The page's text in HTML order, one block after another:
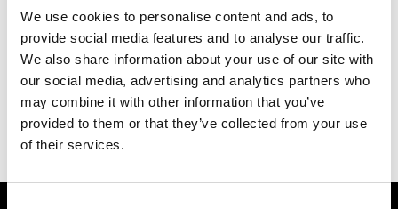
We use cookies to personalise content and ads, to
provide social media features and to analyse our traffic.
We also share information about your use of our site with
our social media, advertising and analytics partners who
may combine it with other information that you’ve
provided to them or that they’ve collected from your use
of their services.
INVIA
Iscriviti al nostri Social Network